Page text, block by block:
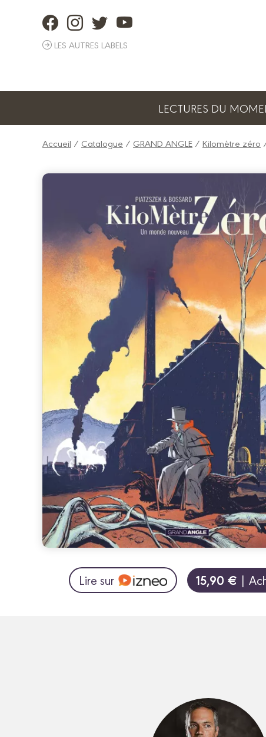
LES AUTRES LABELS
LECTURES DU
Accueil / Catalogue / GRAND ANGLE / Kilomètre zéro
Lire sur 15,90 € |